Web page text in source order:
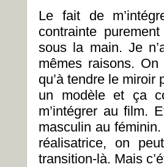
Le fait de
contrainte
sous la main. Je
mêmes raisons. On
qu’à tendre le miroir
un modèle et ça
m’intégrer au film.
masculin au
réalisatrice, on
transition-là. Mais